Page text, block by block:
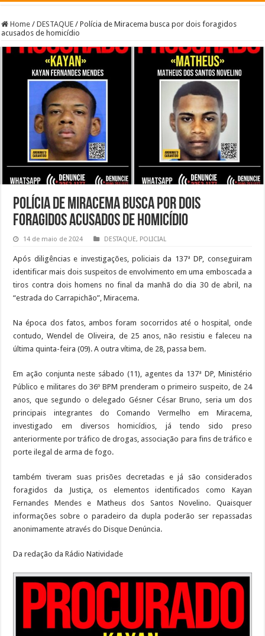
Home / DESTAQUE / Polícia de Miracema busca por dois foragidos
acusados de homicídio
Polícia de Miracema busca por dois
foragidos acusados de homicídio
14 de maio de 2024 DESTAQUE, POLICIAL
Após diligências e investigações, policiais da 137ª DP, conseguiram
identificar mais dois suspeitos de envolvimento em uma emboscada a
tiros contra dois homens no final da manhã do dia 30 de abril, na
“estrada do Carrapichão”, Miracema.
Na época dos fatos, ambos foram socorridos até o hospital, onde
contudo, Wendel de Oliveira, de 25 anos, não resistiu e faleceu na
última quinta-feira (09). A outra vítima, de 28, passa bem.
Em ação conjunta neste sábado (11), agentes da 137ª DP, Ministério
Público e militares do 36º BPM prenderam o primeiro suspeito, de 24
anos, que segundo o delegado Gésner César Bruno, seria um dos
principais integrantes do Comando Vermelho em Miracema,
investigado em diversos homicídios, já tendo sido preso
anteriormente por tráfico de drogas, associação para fins de tráfico e
porte ilegal de arma de fogo.
também tiveram suas prisões decretadas e já são considerados
foragidos da Justiça, os elementos identificados como Kayan
Fernandes Mendes e Matheus dos Santos Novelino. Quaisquer
informações sobre o paradeiro da dupla poderão ser repassadas
anonimamente através do Disque Denúncia.
Da redação da Rádio Natividade